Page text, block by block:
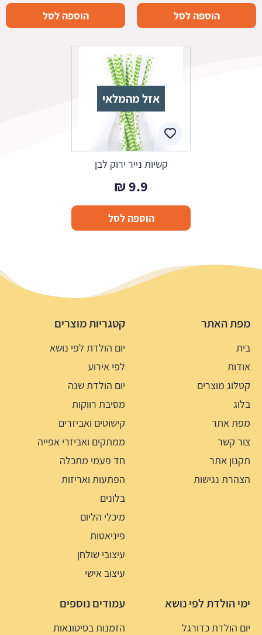
הוספה לסל הוספה לסל
אזל מהמלאי
קשיות נייר ירוק לבן
9.9
₪
הוספה לסל
מפת האתר
בית
אודות
קטלוג מוצרים
בלוג
מפת אתר
צור קשר
תקנון אתר
הצהרת נגישות
קטגריות מוצרים
יום הולדת לפי נושא
לפי אירוע
יום הולדת שנה
מסיבת רווקות
קישוטים ואביזרים
ממתקים ואביזרי אפייה
חד פעמי מתכלה
הפתעות ואריזות
בלונים
מיכלי הליום
פיניאטות
עיצובי שולחן
עיצוב אישי
ימי הולדת לפי נושא
יום הולדת כדורגל
עמודים נוספים
הזמנות בסיטונאות